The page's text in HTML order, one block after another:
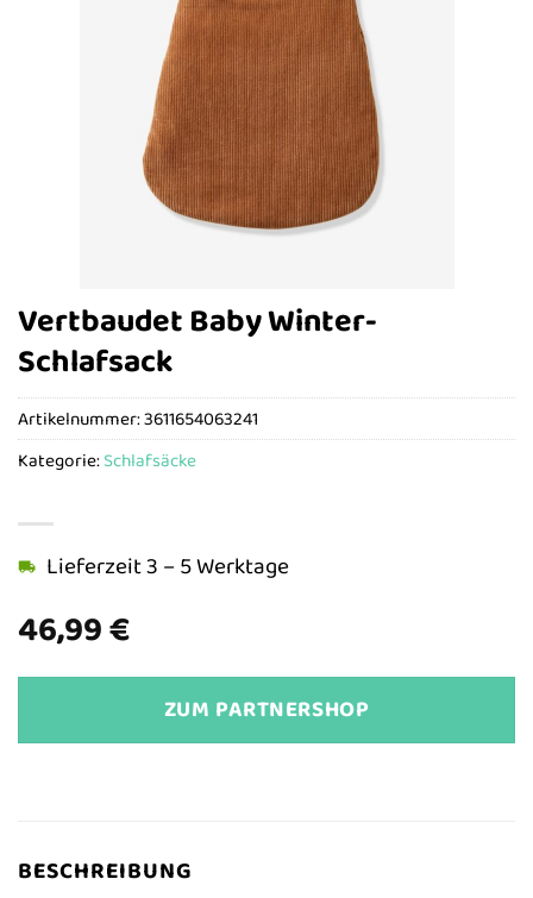
Vertbaudet Baby Winter-
Schlafsack
46,99€
Lieferzeit 3 – 5 Werktage
ZUM PARTNERSHOP
Artikelnummer:3611654063241
Kategorie:Schlafsäcke
BESCHREIBUNG